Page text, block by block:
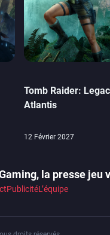
Tomb Raider:
Atlantis
12 Février 2027
la presse jeu
PublicitéL’équipe